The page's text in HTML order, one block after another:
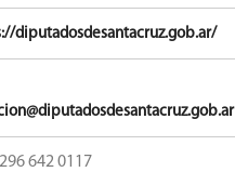
diputadosdesantacruz.gob.ar/
642 0117